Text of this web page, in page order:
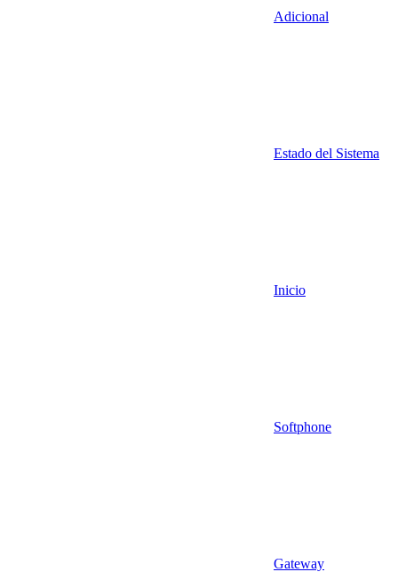
Adicional
Estado del Sistema
Inicio
Softphone
Gateway